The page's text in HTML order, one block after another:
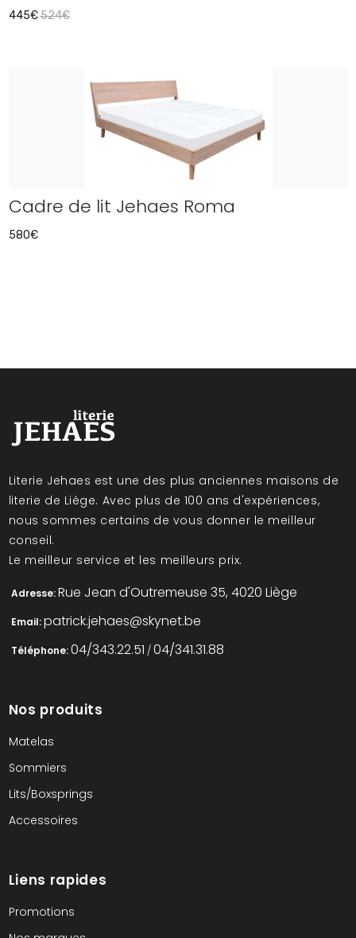
445€524€
Cadre de lit Jehaes Roma
580€
Literie Jehaes est une des plus anciennes maisons de
literie de Liège. Avec plus de 100 ans d'expériences,
nous sommes certains de vous donner le meilleur
conseil.
Le meilleur service et les meilleurs prix.
Adresse: Rue Jean d'Outremeuse 35, 4020 Liège
Email: patrick.jehaes@skynet.be
Téléphone: 04/343.22.51 /04/341.31.88
Nos produits
Matelas
Sommiers
Lits/Boxsprings
Accessoires
Liens rapides
Promotions